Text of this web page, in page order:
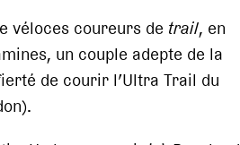
véloces coureurs de trail, en
un couple adepte de la
de courir l’Ultra Trail du